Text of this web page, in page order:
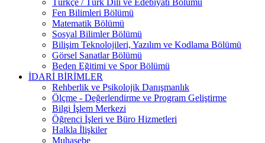
Türkçe / Türk Dili ve Edebiyatı Bölümü
Fen Bilimleri Bölümü
Matematik Bölümü
Sosyal Bilimler Bölümü
Bilişim Teknolojileri, Yazılım ve Kodlama Bölümü
Görsel Sanatlar Bölümü
Beden Eğitimi ve Spor Bölümü
İDARİ BİRİMLER
Rehberlik ve Psikolojik Danışmanlık
Ölçme - Değerlendirme ve Program Geliştirme
Bilgi İşlem Merkezi
Öğrenci İşleri ve Büro Hizmetleri
Halkla İlişkiler
Muhasebe